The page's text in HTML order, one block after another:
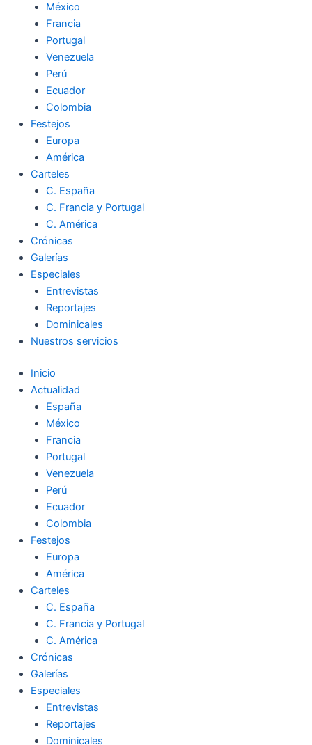
México
Francia
Portugal
Venezuela
Perú
Ecuador
Colombia
Festejos
Europa
América
Carteles
C. España
C. Francia y Portugal
C. América
Crónicas
Galerías
Especiales
Entrevistas
Reportajes
Dominicales
Nuestros servicios
Inicio
Actualidad
España
México
Francia
Portugal
Venezuela
Perú
Ecuador
Colombia
Festejos
Europa
América
Carteles
C. España
C. Francia y Portugal
C. América
Crónicas
Galerías
Especiales
Entrevistas
Reportajes
Dominicales